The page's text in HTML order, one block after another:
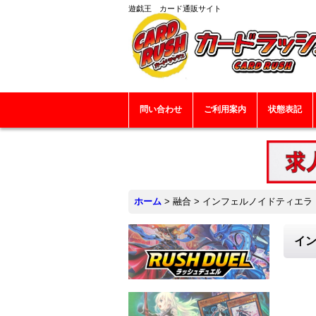
遊戯王 カード通販サイト
問い合わせ ご利用案内 状態表記
ホーム > 融合 > インフェルノイドティエ
イ